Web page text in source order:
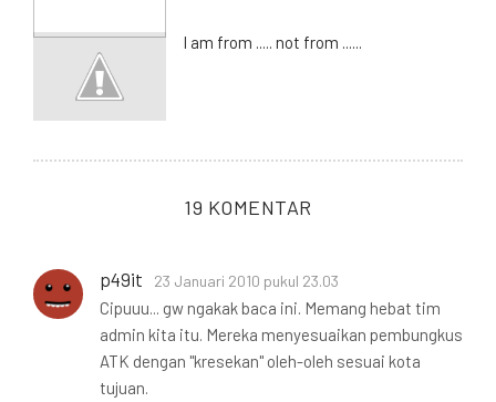
I am from ..... not from ......
19 KOMENTAR
p49it 23 Januari 2010 pukul 23.03
Cipuuu... gw ngakak baca ini. Memang hebat tim
admin kita itu. Mereka menyesuaikan pembungkus
ATK dengan "kresekan" oleh-oleh sesuai kota
tujuan.